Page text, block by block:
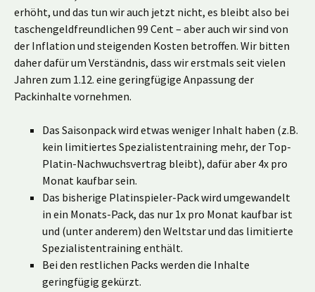
erhöht, und das tun wir auch jetzt nicht, es bleibt also bei
taschengeldfreundlichen 99 Cent – aber auch wir sind von
der Inflation und steigenden Kosten betroffen. Wir bitten
daher dafür um Verständnis, dass wir erstmals seit vielen
Jahren zum 1.12. eine geringfügige Anpassung der
Packinhalte vornehmen.
Das Saisonpack wird etwas weniger Inhalt haben (z.B.
kein limitiertes Spezialistentraining mehr, der Top-
Platin-Nachwuchsvertrag bleibt), dafür aber 4x pro
Monat kaufbar sein.
Das bisherige Platinspieler-Pack wird umgewandelt
in ein Monats-Pack, das nur 1x pro Monat kaufbar ist
und (unter anderem) den Weltstar und das limitierte
Spezialistentraining enthält.
Bei den restlichen Packs werden die Inhalte
geringfügig gekürzt.